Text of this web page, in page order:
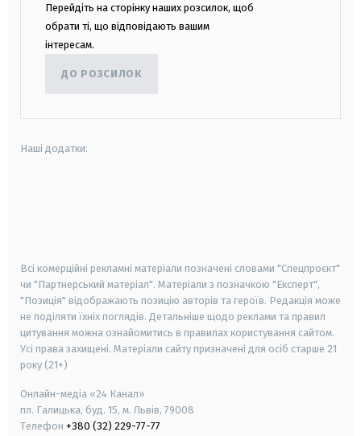
Перейдіть на сторінку наших розсилок, щоб
обрати ті, що відповідають вашим
інтересам.
ДО РОЗСИЛОК
Наші додатки:
Всі комерційні рекламні матеріали позначені словами "Спецпроєкт"
чи "Партнерський матеріал". Матеріали з позначкою "Експерт",
"Позиція" відображають позицію авторів та героїв. Редакція може
не поділяти їхніх поглядів. Детальніше щодо реклами та правил
цитування можна ознайомитись в правилах користування сайтом.
Усі права захищені. Матеріали сайту призначені для осіб старше 21
року (21+)
Онлайн-медіа «24 Канал»
пл. Галицька, буд. 15, м. Львів, 79008
Телефон +380 (32) 229-77-77